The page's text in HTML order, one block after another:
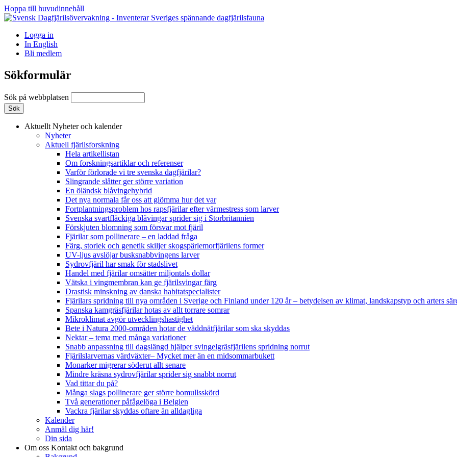
Hoppa till huvudinnehåll
Logga in
In English
Bli medlem
Sökformulär
Sök på webbplatsen
Aktuellt Nyheter och kalender
Nyheter
Aktuell fjärilsforskning
Hela artikellistan
Om forskningsartiklar och referenser
Varför förlorade vi tre svenska dagfjärilar?
Slingrande slåtter ger större variation
En öländsk blåvingehybrid
Det nya normala får oss att glömma hur det var
Fortplantningsproblem hos rapsfjärilar efter värmestress som larver
Svenska svartfläckiga blåvingar sprider sig i Storbritannien
Förskjuten blomning som försvar mot fjäril
Fjärilar som pollinerare – en laddad fråga
Färg, storlek och genetik skiljer skogspärlemorfjärilens former
UV-ljus avslöjar busksnabbvingens larver
Sydrovfjäril har smak för stadslivet
Handel med fjärilar omsätter miljontals dollar
Vätska i vingmembran kan ge fjärilsvingar färg
Drastisk minskning av danska habitatspecialister
Fjärilars spridning till nya områden i Sverige och Finland under 120 år– betydelsen av klimat, landskapstyp och arters
Spanska kamgräsfjärilar hotas av allt torrare somrar
Mikroklimat avgör utvecklingshastighet
Bete i Natura 2000-områden hotar de väddnätfjärilar som ska skyddas
Nektar – tema med många variationer
Snabb anpassning till dagslängd hjälper svingelgräsfjärilens spridning norrut
Fjärilslarvernas värdväxter– Mycket mer än en midsommarbukett
Monarker migrerar söderut allt senare
Mindre kräsna sydrovfjärilar sprider sig snabbt norrut
Vad tittar du på?
Många slags pollinerare ger större bomullsskörd
Två generationer påfågelöga i Belgien
Vackra fjärilar skyddas oftare än alldagliga
Kalender
Anmäl dig här!
Din sida
Om oss Kontakt och bakgrund